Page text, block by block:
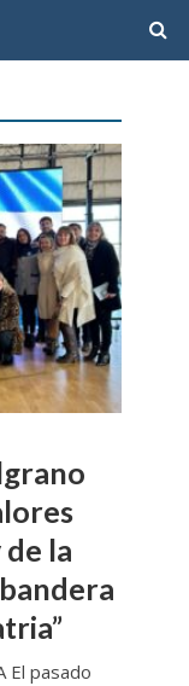
la
El pasado